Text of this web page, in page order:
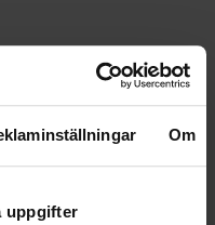
Om
uppgifter